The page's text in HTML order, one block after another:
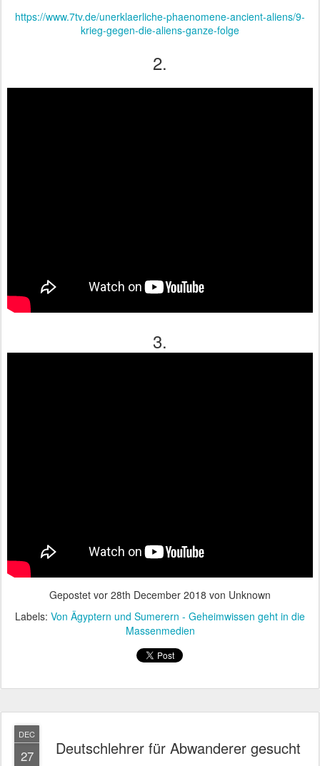
https://www.7tv.de/unerklaerliche-phaenomene-ancient-aliens/9-
krieg-gegen-die-aliens-ganze-folge
2.
3.
Gepostet vor 28th December 2018 von Unknown
Labels: Von Ägyptern und Sumerern - Geheimwissen geht in die
Massenmedien
DEC
27 Deutschlehrer für Abwanderer gesucht